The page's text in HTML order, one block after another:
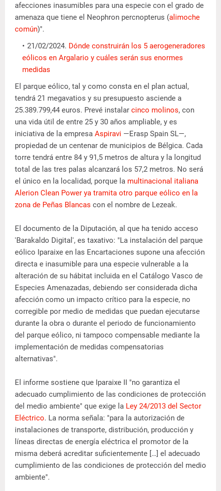
afecciones inasumibles para una especie con el grado de
amenaza que tiene el Neophron percnopterus (alimoche
común)".
21/02/2024. Dónde construirán los 5 aerogeneradores
eólicos en Argalario y cuáles serán sus enormes
medidas
El parque eólico, tal y como consta en el plan actual,
tendrá 21 megavatios y su presupuesto asciende a
25.389.799,44 euros. Prevé instalar cinco molinos, con
una vida útil de entre 25 y 30 años ampliable, y es
iniciativa de la empresa Aspiravi —Erasp Spain SL—,
propiedad de un centenar de municipios de Bélgica. Cada
torre tendrá entre 84 y 91,5 metros de altura y la longitud
total de las tres palas alcanzará los 57,2 metros. No será
el único en la localidad, porque la multinacional italiana
Alerion Clean Power ya tramita otro parque eólico en la
zona de Peñas Blancas con el nombre de Lezeak.
El documento de la Diputación, al que ha tenido acceso
'Barakaldo Digital', es taxativo: "La instalación del parque
eólico Iparaixe en las Encartaciones supone una afección
directa e inasumible para una especie vulnerable a la
alteración de su hábitat incluida en el Catálogo Vasco de
Especies Amenazadas, debiendo ser considerada dicha
afección como un impacto crítico para la especie, no
corregible por medio de medidas que puedan ejecutarse
durante la obra o durante el periodo de funcionamiento
del parque eólico, ni tampoco compensable mediante la
implementación de medidas compensatorias
alternativas".
El informe sostiene que Iparaixe II "no garantiza el
adecuado cumplimiento de las condiciones de protección
del medio ambiente" que exige la Ley 24/2013 del Sector
Eléctrico. La norma señala: "para la autorización de
instalaciones de transporte, distribución, producción y
líneas directas de energía eléctrica el promotor de la
misma deberá acreditar suficientemente […] el adecuado
cumplimiento de las condiciones de protección del medio
ambiente".